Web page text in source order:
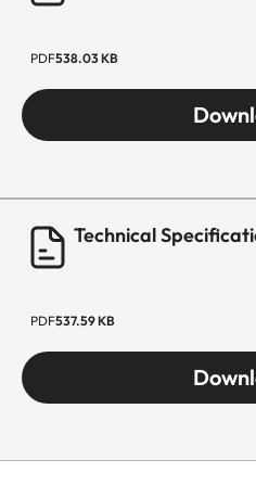
PDF538.03 KB
Technical
PDF537.59 KB